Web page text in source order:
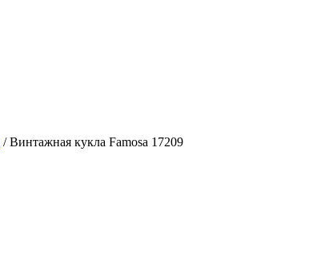
/ Винтажная кукла Famosa 17209